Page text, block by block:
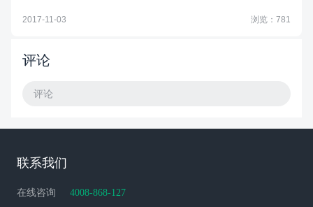
2017-11-03 浏览：781
评论
评论
联系我们
在线咨询 4008-868-127